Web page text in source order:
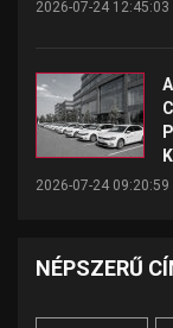
2026-07-24 12:45:03
2026-07-24 09:20:59
NÉPSZERŰ